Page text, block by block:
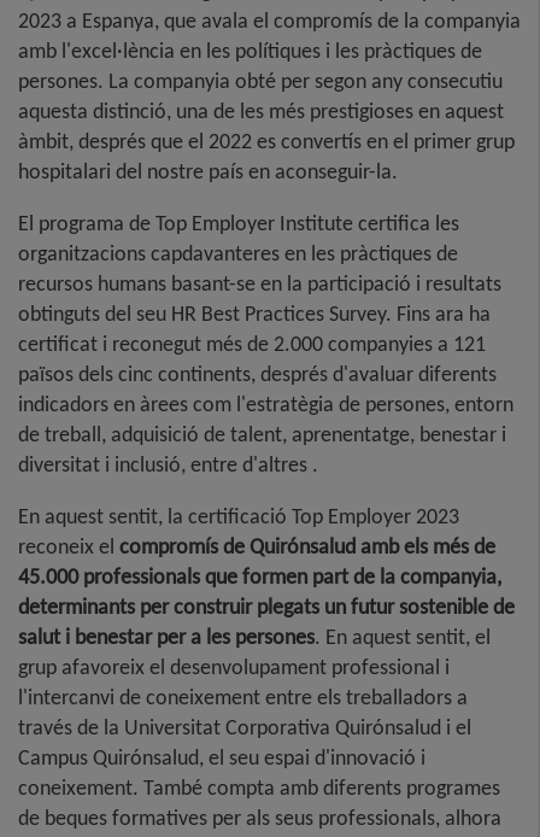
2023 a Espanya, que avala el compromís de la companyia
amb l'excel·lència en les polítiques i les pràctiques de
persones. La companyia obté per segon any consecutiu
aquesta distinció, una de les més prestigioses en aquest
àmbit, després que el 2022 es convertís en el primer grup
hospitalari del nostre país en aconseguir-la.
El programa de Top Employer Institute certifica les
organitzacions capdavanteres en les pràctiques de
recursos humans basant-se en la participació i resultats
obtinguts del seu HR Best Practices Survey. Fins ara ha
certificat i reconegut més de 2.000 companyies a 121
països dels cinc continents, després d'avaluar diferents
indicadors en àrees com l'estratègia de persones, entorn
de treball, adquisició de talent, aprenentatge, benestar i
diversitat i inclusió, entre d'altres .
En aquest sentit, la certificació Top Employer 2023
reconeix el compromís de Quirónsalud amb els més de
45.000 professionals que formen part de la companyia,
determinants per construir plegats un futur sostenible de
salut i benestar per a les persones. En aquest sentit, el
grup afavoreix el desenvolupament professional i
l'intercanvi de coneixement entre els treballadors a
través de la Universitat Corporativa Quirónsalud i el
Campus Quirónsalud, el seu espai d'innovació i
coneixement. També compta amb diferents programes
de beques formatives per als seus professionals, alhora